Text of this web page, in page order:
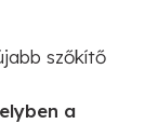
szőkítő
a